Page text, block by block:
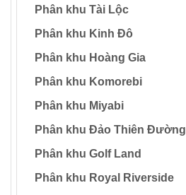
Phân khu Tài Lộc
Phân khu Kinh Đô
Phân khu Hoàng Gia
Phân khu Komorebi
Phân khu Miyabi
Phân khu Đảo Thiên Đường
Phân khu Golf Land
Phân khu Royal Riverside